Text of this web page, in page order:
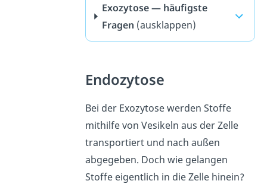
Exozytose — häufigste
Fragen (ausklappen)
Endozytose
Bei der Exozytose werden Stoffe
mithilfe von Vesikeln aus der Zelle
transportiert und nach außen
abgegeben. Doch wie gelangen
Stoffe eigentlich in die Zelle hinein?